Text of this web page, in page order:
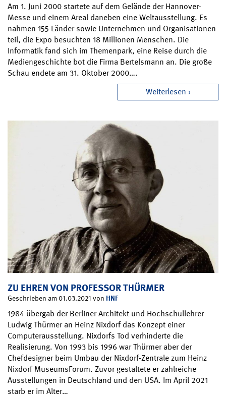
Am 1. Juni 2000 startete auf dem Gelände der Hannover-
Messe und einem Areal daneben eine Weltausstellung. Es
nahmen 155 Länder sowie Unternehmen und Organisationen
teil, die Expo besuchten 18 Millionen Menschen. Die
Informatik fand sich im Themenpark, eine Reise durch die
Mediengeschichte bot die Firma Bertelsmann an. Die große
Schau endete am 31. Oktober 2000….
Weiterlesen
ZU EHREN VON PROFESSOR THÜRMER
Geschrieben am 01.03.2021 von HNF
1984 übergab der Berliner Architekt und Hochschullehrer
Ludwig Thürmer an Heinz Nixdorf das Konzept einer
Computerausstellung. Nixdorfs Tod verhinderte die
Realisierung. Von 1993 bis 1996 war Thürmer aber der
Chefdesigner beim Umbau der Nixdorf-Zentrale zum Heinz
Nixdorf MuseumsForum. Zuvor gestaltete er zahlreiche
Ausstellungen in Deutschland und den USA. Im April 2021
starb er im Alter…